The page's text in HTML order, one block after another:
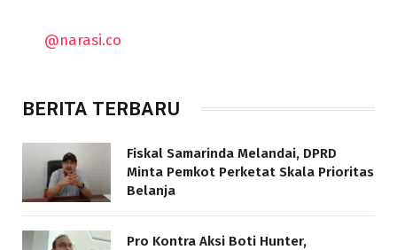
@narasi.co
BERITA TERBARU
Fiskal Samarinda Melandai, DPRD
Minta Pemkot Perketat Skala Prioritas
Belanja
Pro Kontra Aksi Boti Hunter,